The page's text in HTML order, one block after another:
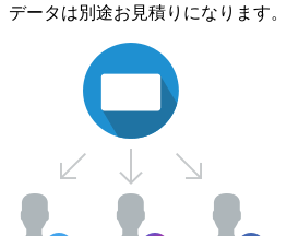
データは別途お見積りになります。